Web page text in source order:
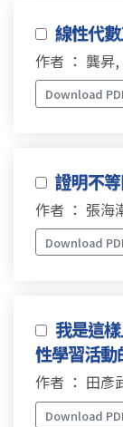
線性代
作者 ： 龔昇
Download
證明不
作者 ： 張海
Download
我是這
性學習活動
作者 ： 田彥
Download